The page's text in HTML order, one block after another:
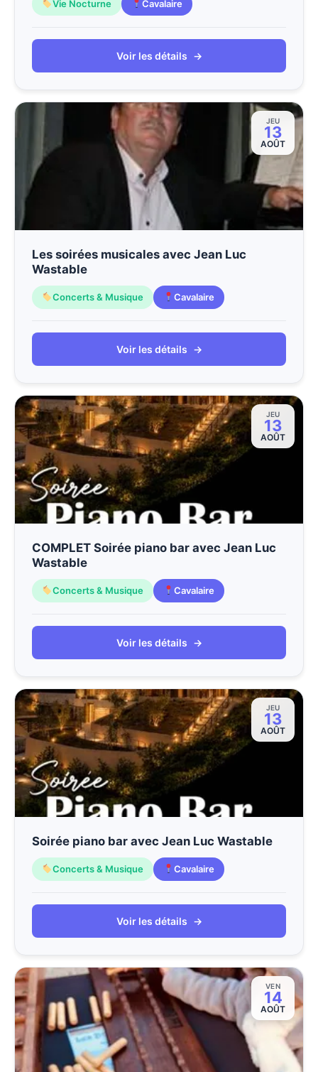
Vie Nocturne Cavalaire
Voir les détails →
JEU
13
AOÛT
Les soirées musicales avec Jean Luc
Wastable
Concerts & Musique Cavalaire
Voir les détails →
JEU
13
AOÛT
COMPLET Soirée piano bar avec Jean Luc
Wastable
Concerts & Musique Cavalaire
Voir les détails →
JEU
13
AOÛT
Soirée piano bar avec Jean Luc Wastable
Concerts & Musique Cavalaire
Voir les détails →
VEN
14
AOÛT